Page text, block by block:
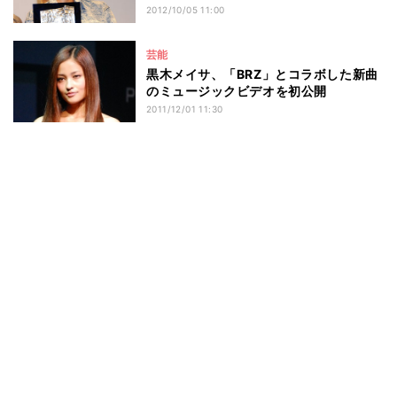
2012/10/05 11:00
芸能
黒木メイサ、「BRZ」とコラボした新曲
のミュージックビデオを初公開
2011/12/01 11:30